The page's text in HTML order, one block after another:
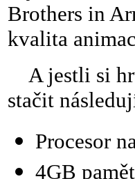
Brothers in
kvalita
A jestli si
stačit
Procesor
4GB